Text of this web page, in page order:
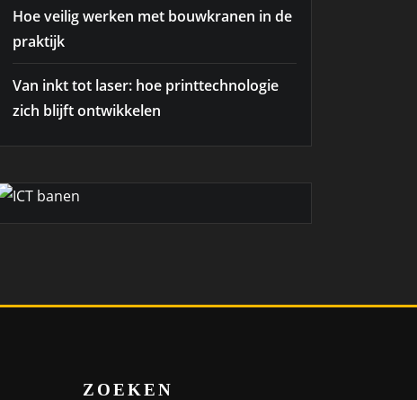
Hoe veilig werken met bouwkranen in de
praktijk
Van inkt tot laser: hoe printtechnologie
zich blijft ontwikkelen
ZOEKEN